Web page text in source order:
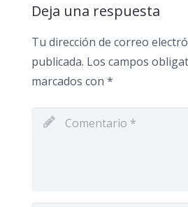
Deja una respuesta
Tu dirección de correo
publicada. Los campos
marcados con *